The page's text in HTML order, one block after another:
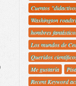
Cuentos
Washington
hombres
Los mundos de
Queridos
Me gustaría
Recent Keyword